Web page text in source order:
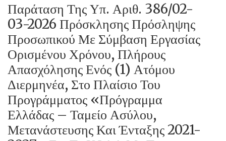
Παράταση Της Υπ. Αριθ. 386/02-
03-2026 Πρόσκλησης Πρόσληψης
Προσωπικού Με Σύμβαση Εργασίας
Ορισμένου Χρόνου, Πλήρους
Απασχόλησης Ενός (1) Ατόμου
Διερμηνέα, Στο Πλαίσιο Του
Προγράμματος «Πρόγραμμα
Ελλάδας – Ταμείο Ασύλου,
Μετανάστευσης Και Ένταξης 2021-